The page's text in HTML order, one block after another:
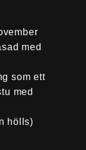
med
som ett
med
hölls)